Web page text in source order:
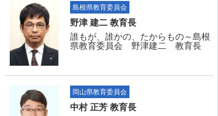
島根県教育委員会
野津 建二 教育長
誰もが、誰かの、たからもの～島根
県教育委員会 野津建二 教育長
岡山県教育委員会
中村 正芳 教育長